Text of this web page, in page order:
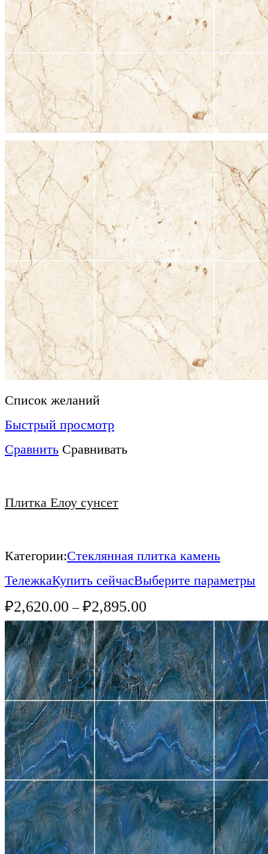
Список желаний
Быстрый просмотр
Сравнить Сравнивать
Плитка Елоу сунсет
Категории:Стеклянная плитка камень
ТележкаКупить сейчасВыберите параметры
₽2,620.00 – ₽2,895.00